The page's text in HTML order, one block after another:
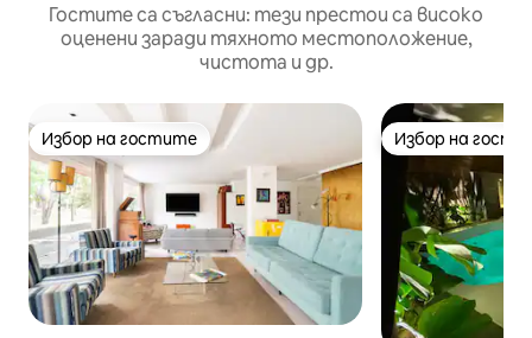
Гостите са съгласни: тези престои са високо
оценени заради тяхното местоположение,
чистота и др.
Избор на гостите
Избор на гостите Избор на
Избор на